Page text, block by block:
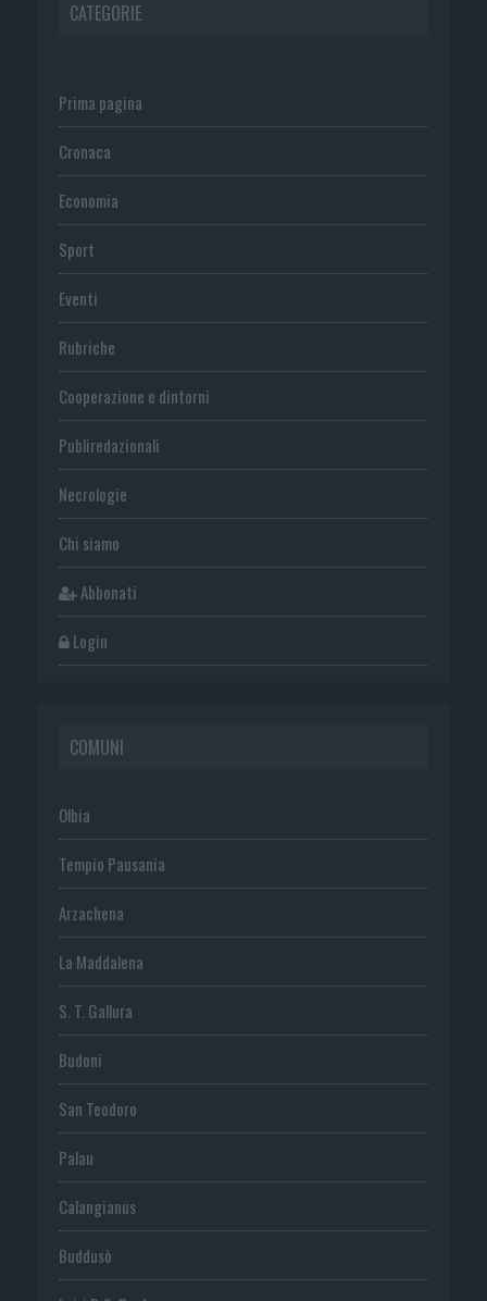
CATEGORIE
Prima pagina
Cronaca
Economia
Sport
Eventi
Rubriche
Cooperazione e dintorni
Publiredazionali
Necrologie
Chi siamo
Abbonati
Login
COMUNI
Olbia
Tempio Pausania
Arzachena
La Maddalena
S. T. Gallura
Budoni
San Teodoro
Palau
Calangianus
Buddusò